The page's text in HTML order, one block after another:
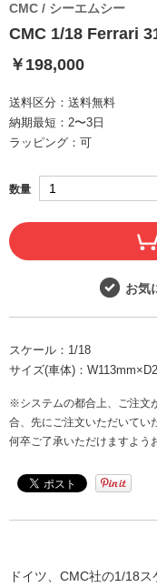
CMC / シーエムシー
CMC 1/18 Ferrari
￥198,000
送料区分： 送料無料
納期最短： 2〜3日
ラッピング： 可
数量
お気
スケール： 1/18
サイズ(車体)：
※システムの都合上、ご注文
合、先にご注文いただいてい
何卒ご了承いただけますよう
ドイツ、CMC社の1/18